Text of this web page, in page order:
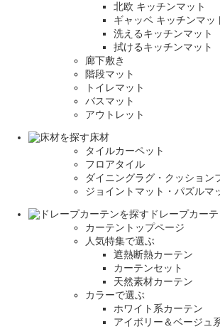
北欧 キッチンマット
ギャッベ キッチンマッ
洗えるキッチンマット
拭けるキッチンマット
廊下敷き
階段マット
トイレマット
バスマット
アウトレット
床材
タイルカーペット
フロアタイル
ダイニングラグ・クッション
ジョイントマット・パズルマ
ドレープカーテ
カーテントップページ
人気特集で選ぶ
遮熱断熱カーテン
カーテンセット
天然素材カーテン
カラーで選ぶ
ホワイト系カーテン
アイボリー＆ベージュ